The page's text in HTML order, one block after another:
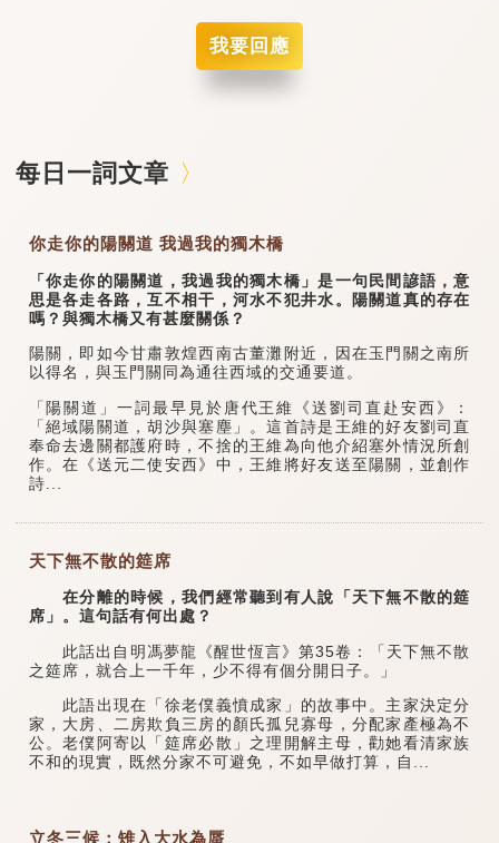
我要回應
每日一詞文章
你走你的陽關道 我過我的獨木橋
「你走你的陽關道，我過我的獨木橋」是一句民間諺語，意
思是各走各路，互不相干，河水不犯井水。陽關道真的存在
嗎？與獨木橋又有甚麼關係？
陽關，即如今甘肅敦煌西南古董灘附近，因在玉門關之南所
以得名，與玉門關同為通往西域的交通要道。
「陽關道」一詞最早見於唐代王維《送劉司直赴安西》：
「絕域陽關道，胡沙與塞塵」。這首詩是王維的好友劉司直
奉命去邊關都護府時，不捨的王維為向他介紹塞外情況所創
作。在《送元二使安西》中，王維將好友送至陽關，並創作
詩...
天下無不散的筵席
在分離的時候，我們經常聽到有人說「天下無不散的筵
席」。這句話有何出處？
此話出自明馮夢龍《醒世恆言》第35卷：「天下無不散
之筵席，就合上一千年，少不得有個分開日子。」
此語出現在「徐老僕義憤成家」的故事中。主家決定分
家，大房、二房欺負三房的顏氏孤兒寡母，分配家產極為不
公。老僕阿寄以「筵席必散」之理開解主母，勸她看清家族
不和的現實，既然分家不可避免，不如早做打算，自...
立冬三候：雉入大水為蜃